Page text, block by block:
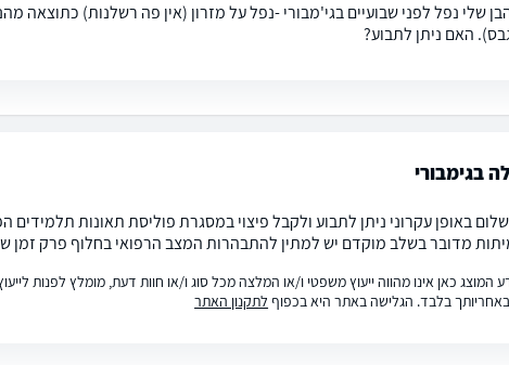
שלי נפל לפני שבועיים בגי'מבורי -נפל על מזרון (אין פה רשלנות) כתוצאה
האם ניתן לתבוע?
בגימבורי
באופן עקרוני ניתן לתבוע ולקבל פיצוי במסגרת פוליסת תאונות
מדובר בשלב מוקדם יש למתין להתבהרות המצב הרפואי בחלוף פרק זמן
המוצג כאן אינו מהווה ייעוץ משפטי ו/או המלצה מכל סוג ו/או חוות דעת, מומלץ לפנות
בלבד. הגלישה באתר היא בכפוף לתקנון האתר